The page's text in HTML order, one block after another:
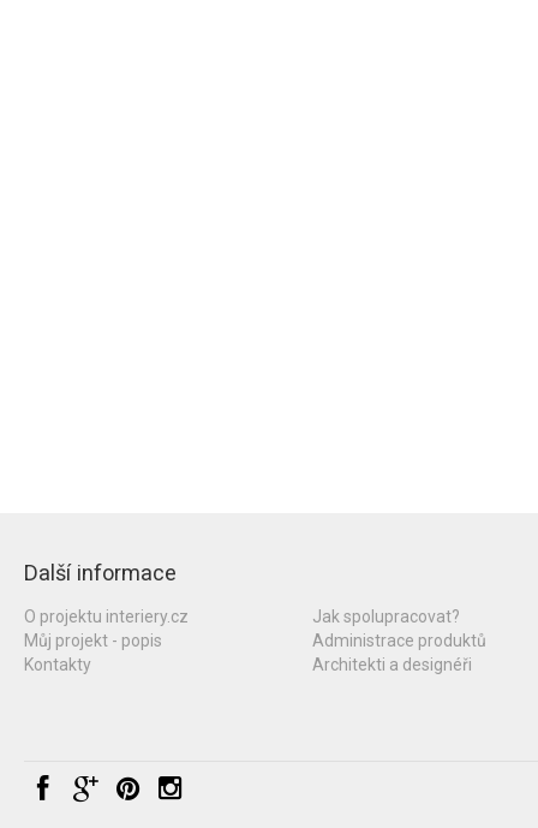
Další informace
O projektu interiery.cz
Můj projekt - popis
Kontakty
Jak spolupracovat?
Administrace produktů
Architekti a designéři